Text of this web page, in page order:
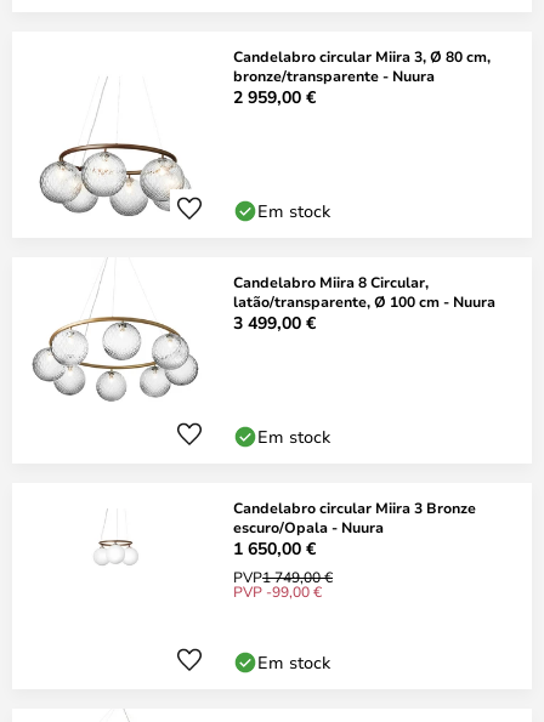
Candelabro circular Miira 3, Ø 80 cm,
bronze/transparente - Nuura
2 959,00 €
Em stock
Candelabro Miira 8 Circular,
latão/transparente, Ø 100 cm - Nuura
3 499,00 €
Em stock
Candelabro circular Miira 3 Bronze
escuro/Opala - Nuura
1 650,00 €
PVP1 749,00 €
PVP -99,00 €
Em stock